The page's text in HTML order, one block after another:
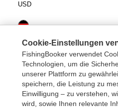
USD
Cookie-Einstellungen
FishingBooker verwendet
Technologien, um die
unserer Plattform zu
speichern, die Leistung zu
Einwilligung – zu verstehen,
wird, sowie Ihnen relevante